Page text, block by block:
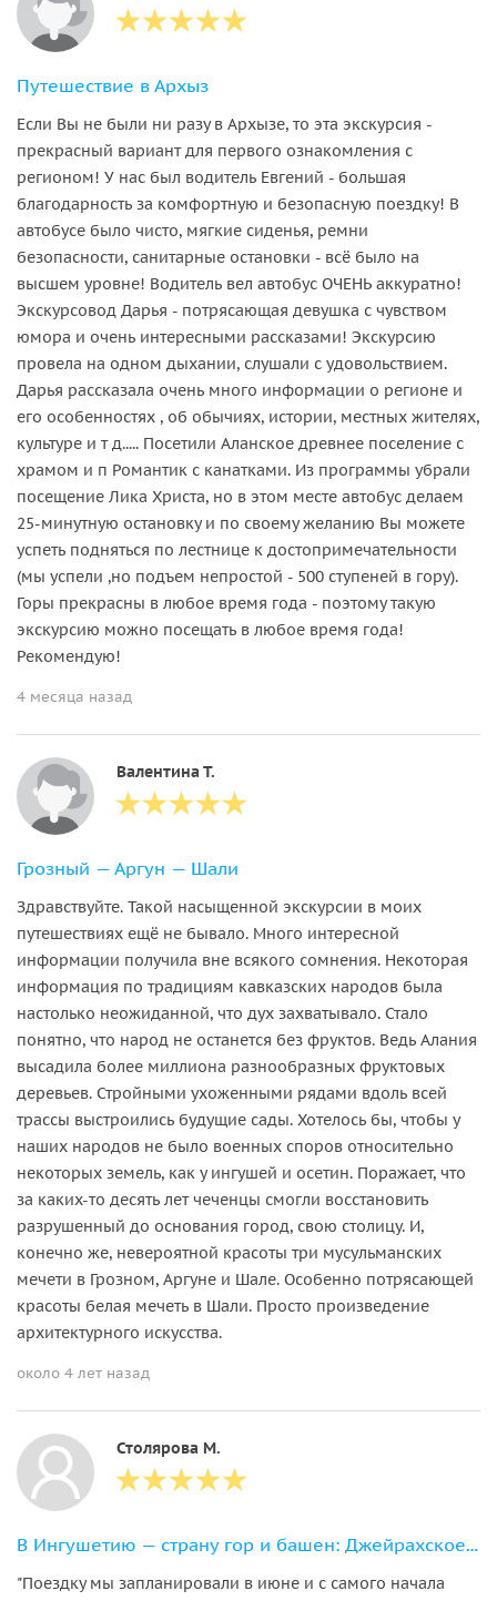
Путешествие в Архыз
Если Вы не были ни разу в Архызе, то эта экскурсия -
прекрасный вариант для первого ознакомления с
регионом! У нас был водитель Евгений - большая
благодарность за комфортную и безопасную поездку! В
автобусе было чисто, мягкие сиденья, ремни
безопасности, санитарные остановки - всё было на
высшем уровне! Водитель вел автобус ОЧЕНЬ аккуратно!
Экскурсовод Дарья - потрясающая девушка с чувством
юмора и очень интересными рассказами! Экскурсию
провела на одном дыхании, слушали с удовольствием.
Дарья рассказала очень много информации о регионе и
его особенностях , об обычиях, истории, местных жителях,
культуре и т д..... Посетили Аланское древнее поселение с
храмом и п Романтик с канатками. Из программы убрали
посещение Лика Христа, но в этом месте автобус делаем
25-минутную остановку и по своему желанию Вы можете
успеть подняться по лестнице к достопримечательности
(мы успели ,но подъем непростой - 500 ступеней в гору).
Горы прекрасны в любое время года - поэтому такую
экскурсию можно посещать в любое время года!
Рекомендую!
4 месяца назад
Валентина Т.
Грозный — Аргун — Шали
Здравствуйте. Такой насыщенной экскурсии в моих
путешествиях ещё не бывало. Много интересной
информации получила вне всякого сомнения. Некоторая
информация по традициям кавказских народов была
настолько неожиданной, что дух захватывало. Стало
понятно, что народ не останется без фруктов. Ведь Алания
высадила более миллиона разнообразных фруктовых
деревьев. Стройными ухоженными рядами вдоль всей
трассы выстроились будущие сады. Хотелось бы, чтобы у
наших народов не было военных споров относительно
некоторых земель, как у ингушей и осетин. Поражает, что
за каких-то десять лет чеченцы смогли восстановить
разрушенный до основания город, свою столицу. И,
конечно же, невероятной красоты три мусульманских
мечети в Грозном, Аргуне и Шале. Особенно потрясающей
красоты белая мечеть в Шали. Просто произведение
архитектурного искусства.
около 4 лет назад
Столярова М.
В Ингушетию — страну гор и башен: Джейрахское ущелье, храм Тхаба и башни
"Поездку мы запланировали в июне и с самого начала